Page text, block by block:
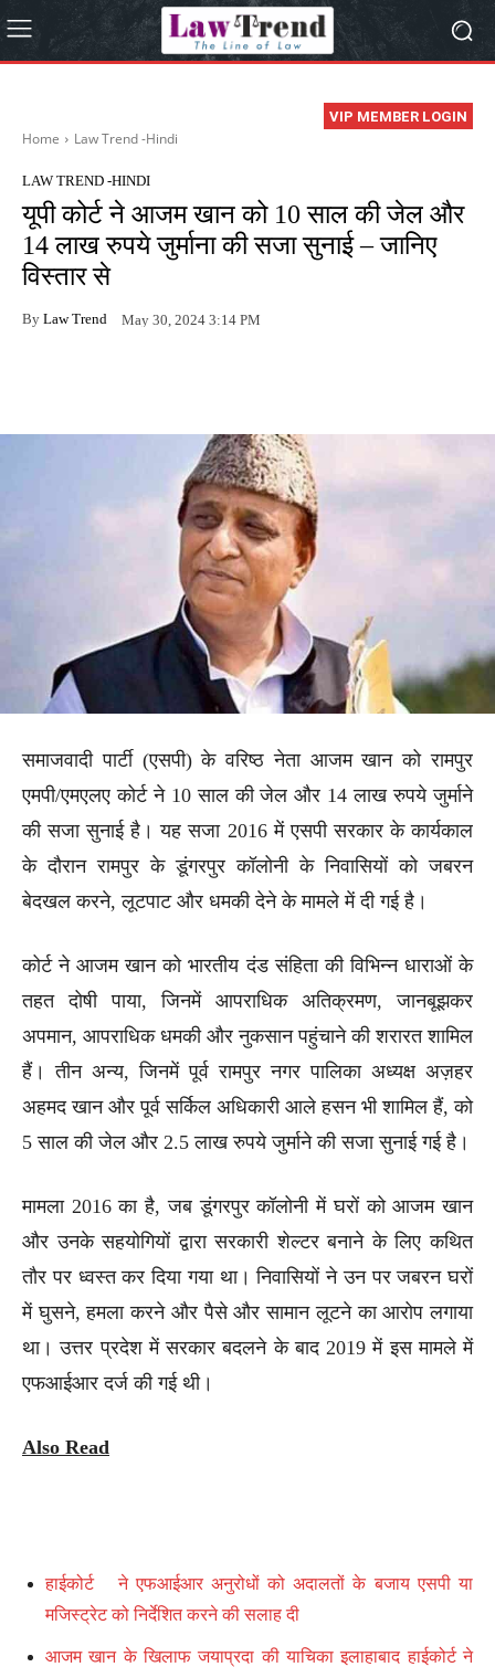
VIP MEMBER LOGIN
Home Law Trend -Hindi
LAW TREND -HINDI
यूपी कोर्ट ने आजम खान को 10 साल की जेल और
14 लाख रुपये जुर्माना की सजा सुनाई – जानिए
विस्तार से
By Law Trend May 30, 2024 3:14 PM
समाजवादी पार्टी (एसपी) के वरिष्ठ नेता आजम खान को रामपुर
एमपी/एमएलए कोर्ट ने 10 साल की जेल और 14 लाख रुपये जुर्माने
की सजा सुनाई है। यह सजा 2016 में एसपी सरकार के कार्यकाल
के दौरान रामपुर के डूंगरपुर कॉलोनी के निवासियों को जबरन
बेदखल करने, लूटपाट और धमकी देने के मामले में दी गई है।
कोर्ट ने आजम खान को भारतीय दंड संहिता की विभिन्न धाराओं के
तहत दोषी पाया, जिनमें आपराधिक अतिक्रमण, जानबूझकर
अपमान, आपराधिक धमकी और नुकसान पहुंचाने की शरारत शामिल
हैं। तीन अन्य, जिनमें पूर्व रामपुर नगर पालिका अध्यक्ष अज़हर
अहमद खान और पूर्व सर्किल अधिकारी आले हसन भी शामिल हैं, को
5 साल की जेल और 2.5 लाख रुपये जुर्माने की सजा सुनाई गई है।
मामला 2016 का है, जब डूंगरपुर कॉलोनी में घरों को आजम खान
और उनके सहयोगियों द्वारा सरकारी शेल्टर बनाने के लिए कथित
तौर पर ध्वस्त कर दिया गया था। निवासियों ने उन पर जबरन घरों
में घुसने, हमला करने और पैसे और सामान लूटने का आरोप लगाया
था। उत्तर प्रदेश में सरकार बदलने के बाद 2019 में इस मामले में
एफआईआर दर्ज की गई थी।
Also Read
हाईकोर्ट ने एफआईआर अनुरोधों को अदालतों के बजाय एसपी या
मजिस्ट्रेट को निर्देशित करने की सलाह दी
आजम खान के खिलाफ जयाप्रदा की याचिका इलाहाबाद हाईकोर्ट ने